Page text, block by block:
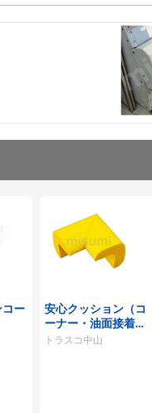
ー
安心クッション（コ
ーナー・油面接着仕
様）
トラスコ中山